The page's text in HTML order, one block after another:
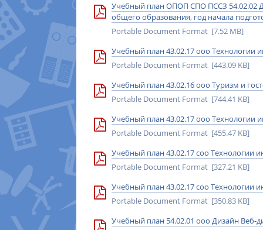
Учебный план ОПОП СПО ПССЗ 54.02.02
общего образования, год начала
Portable Document Format [7.52 MB]
Учебный план 43.02.17 ооо Технологии
Portable Document Format [443.09 KB]
Учебный план 43.02.16 ооо Туризм и
Portable Document Format [744.41 KB]
Учебный план 43.02.17 ооо Технологии
Portable Document Format [455.47 KB]
Учебный план 43.02.17 соо Технологии
Portable Document Format [327.21 KB]
Учебный план 43.02.17 соо Технологии
Portable Document Format [350.83 KB]
Учебный план 54.02.01 ооо Дизайн Веб-